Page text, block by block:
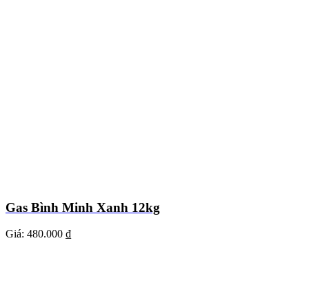
Gas Bình Minh Xanh 12kg
Giá: 480.000 ₫